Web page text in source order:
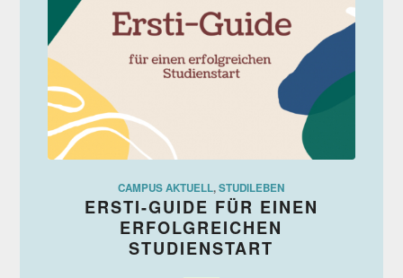
CAMPUS AKTUELL,STUDILEBEN
ERSTI-GUIDE FÜR EINEN
ERFOLGREICHEN
STUDIENSTART